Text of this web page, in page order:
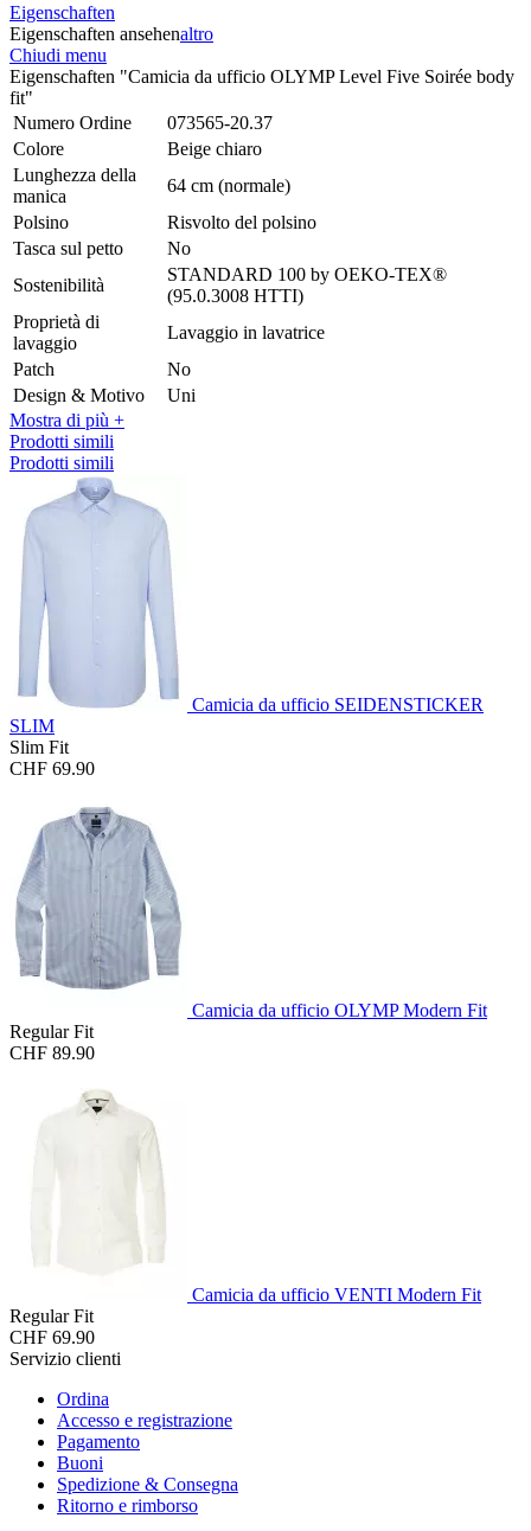
Eigenschaften
Eigenschaften ansehenaltro
Chiudi menu
Eigenschaften "Camicia da ufficio OLYMP Level Five Soirée body
fit"
Numero Ordine
073565-20.37
Colore
Beige chiaro
Lunghezza della
manica
64 cm (normale)
Polsino
Risvolto del polsino
Tasca sul petto
No
Sostenibilità
STANDARD 100 by OEKO-TEX®
(95.0.3008 HTTI)
Proprietà di
lavaggio
Lavaggio in lavatrice
Patch
No
Design & Motivo
Uni
Mostra di più +
Prodotti simili
Prodotti simili
Camicia da ufficio SEIDENSTICKER
SLIM
Slim Fit
CHF 69.90
Camicia da ufficio OLYMP Modern Fit
Regular Fit
CHF 89.90
Camicia da ufficio VENTI Modern Fit
Regular Fit
CHF 69.90
Servizio clienti
Ordina
Accesso e registrazione
Pagamento
Buoni
Spedizione & Consegna
Ritorno e rimborso